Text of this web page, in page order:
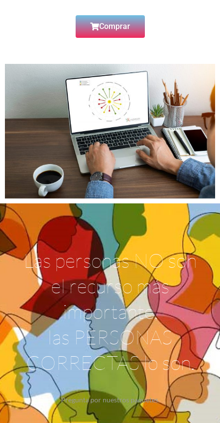
Comprar
Las personas NO son
el recurso más
importante,
las PERSONAS
CORRECTAS lo son.
Pregunta por nuestros paquetes.